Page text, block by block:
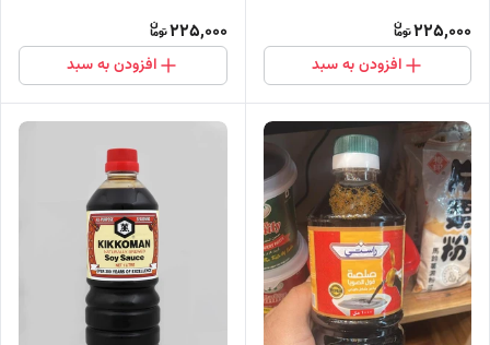
225,000
افزودن به سبد
225,000
افزودن به سبد